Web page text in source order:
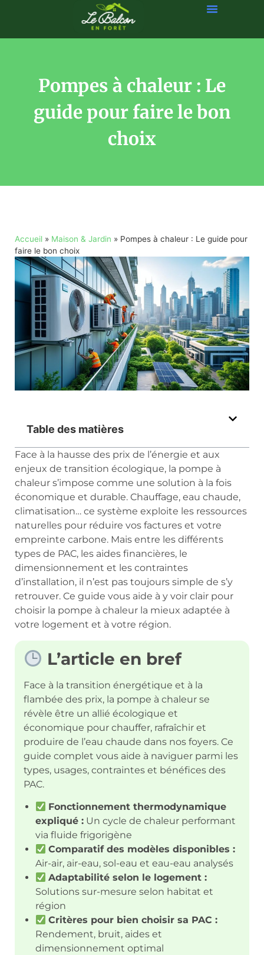
Pompes à chaleur : Le
guide pour faire le bon
choix
Accueil » Maison & Jardin » Pompes à chaleur : Le guide pour
faire le bon choix
Table des matières
Face à la hausse des prix de l’énergie et aux
enjeux de transition écologique, la pompe à
chaleur s’impose comme une solution à la fois
économique et durable. Chauffage, eau chaude,
climatisation… ce système exploite les ressources
naturelles pour réduire vos factures et votre
empreinte carbone. Mais entre les différents
types de PAC, les aides financières, le
dimensionnement et les contraintes
d’installation, il n’est pas toujours simple de s’y
retrouver. Ce guide vous aide à y voir clair pour
choisir la pompe à chaleur la mieux adaptée à
votre logement et à votre région.
L’article en bref
Face à la transition énergétique et à la
flambée des prix, la pompe à chaleur se
révèle être un allié écologique et
économique pour chauffer, rafraîchir et
produire de l’eau chaude dans nos foyers. Ce
guide complet vous aide à naviguer parmi les
types, usages, contraintes et bénéfices des
PAC.
Fonctionnement thermodynamique
expliqué : Un cycle de chaleur performant
via fluide frigorigène
Comparatif des modèles disponibles :
Air-air, air-eau, sol-eau et eau-eau analysés
Adaptabilité selon le logement :
Solutions sur-mesure selon habitat et
région
Critères pour bien choisir sa PAC :
Rendement, bruit, aides et
dimensionnement optimal